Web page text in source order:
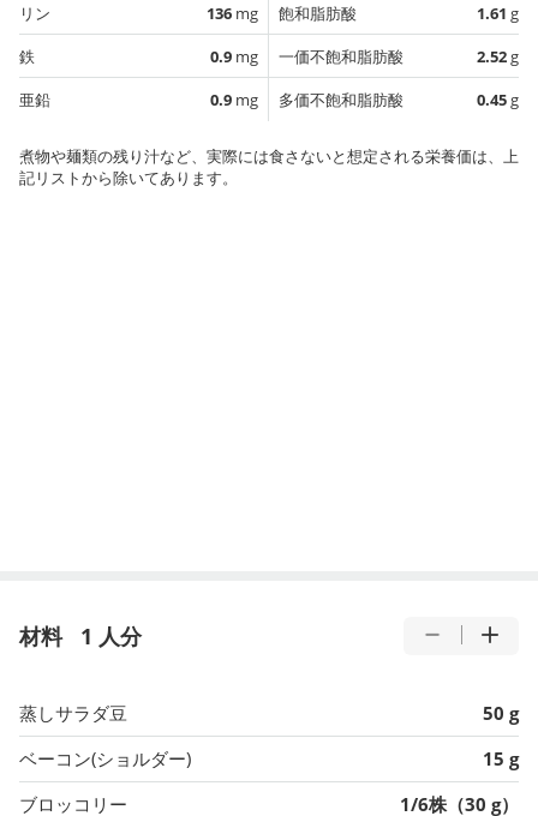
リン
136 mg
鉄
0.9 mg
亜鉛
0.9 mg
飽和脂肪酸
1.61 g
一価不飽和脂肪酸
2.52g
多価不飽和脂肪酸
0.45g
煮物や麺類の残り汁など、実際には食さないと想定される栄養価は、上
記リストから除いてあります。
材料 1 人分
蒸しサラダ豆
50 g
ベーコン(ショルダー)
15 g
ブロッコリー
1/6株（30 g）